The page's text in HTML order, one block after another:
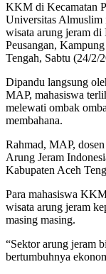
KKM di Kecamatan
Universitas Almuslim
wisata arung jeram
Peusangan,
Tengah, Sabtu (24/2/
Dipandu langsung
MAP, mahasiswa
melewati ombak
membahana.
Rahmad, MAP,
Arung Jeram
Kabupaten Aceh
Para mahasiswa
wisata arung jeram
masing masing.
“Sektor arung jeram
bertumbuhnya